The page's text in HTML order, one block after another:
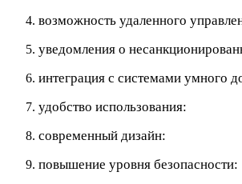
возможность удаленного
уведомления о
интеграция с системами умного
удобство использования:
современный дизайн:
повышение уровня безопасности: